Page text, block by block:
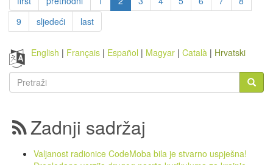
9
sljedeći last
English Français Español Magyar Català Hrvatski
Obrazac
Zadnji sadržaj
Valjanost radionice CodeMoba bila je stvarno uspješna!